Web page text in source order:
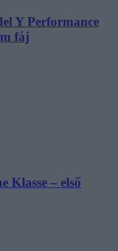
Y Performance
fáj
Klasse – első